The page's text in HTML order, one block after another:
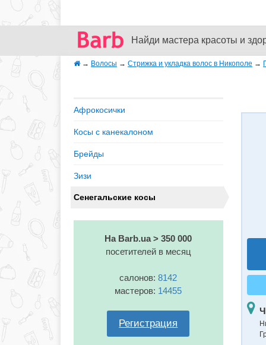
Найди мастера красоты и
→ Волосы → Стрижка и укладка волос в Никополе →
Афрокосички
Косы с канекалоном
Брейды
Зизи
Сенегальские косы
На Barb.ua > 350 000
посетителей в месяц
салонов:8142
мастеров: 14455
Регистрация